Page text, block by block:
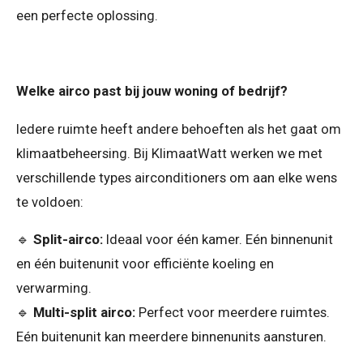
een perfecte oplossing.
Welke airco past bij jouw woning of bedrijf?
Iedere ruimte heeft andere behoeften als het gaat om
klimaatbeheersing. Bij KlimaatWatt werken we met
verschillende types airconditioners om aan elke wens
te voldoen:
🔹 Split-airco: Ideaal voor één kamer. Eén binnenunit
en één buitenunit voor efficiënte koeling en
verwarming.
🔹 Multi-split airco: Perfect voor meerdere ruimtes.
Eén buitenunit kan meerdere binnenunits aansturen.